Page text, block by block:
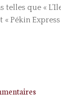
telles que «
Pékin Express